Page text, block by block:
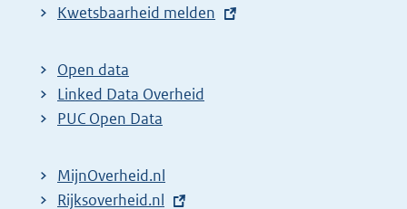
E
t
e
r
l
Kwetsbaarheid melden
Open data
Linked Data Overheid
PUC Open Data
MijnOverheid.nl
E
Rijksoverheid.nl